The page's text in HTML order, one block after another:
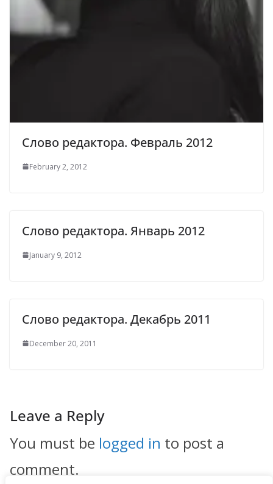
Слово редактора. Февраль 2012
February 2, 2012
Слово редактора. Январь 2012
January 9, 2012
Слово редактора. Декабрь 2011
December 20, 2011
Leave a Reply
You must be logged in to post a
comment.